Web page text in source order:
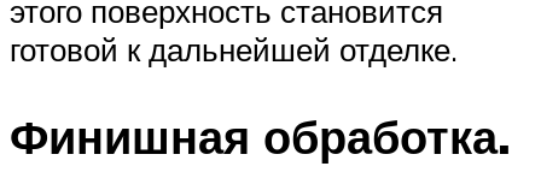
этого поверхность становится
готовой к дальнейшей отделке.
Финишная обработка.